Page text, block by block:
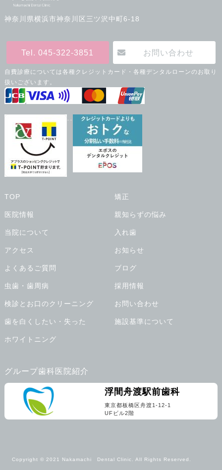
神奈川県横浜市神奈川区三ツ沢中町6-18
Tel. 045-322-3851 お問い合わせ
自費診療については各種クレジットカード・各種デンタルローンのお取り
扱いございます。
--
TOP
医院情報
当院について
アクセス
よくあるご質問
虫歯・歯周病
検診とお口のクリーニング
歯を白くしたい・失った
ホワイトニング
矯正
親知らずの悩み
入れ歯
お知らせ
ブログ
採用情報
お問い合わせ
施設基準について
グループ歯科医院紹介
浮間舟渡駅前歯科
東京都板橋区舟渡1-12-1
UFビル2階
Copyright © 2021 Nakamachi Dental Clinic. All Rights Reserved.